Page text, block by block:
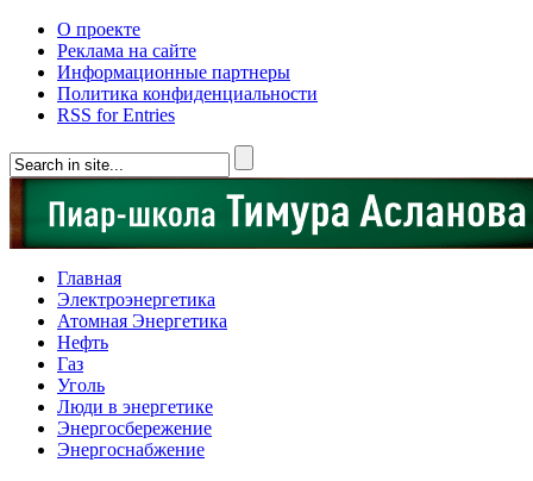
О проекте
Реклама на сайте
Информационные партнеры
Политика конфиденциальности
RSS for Entries
Главная
Электроэнергетика
Атомная Энергетика
Нефть
Газ
Уголь
Люди в энергетике
Энергосбережение
Энергоснабжение